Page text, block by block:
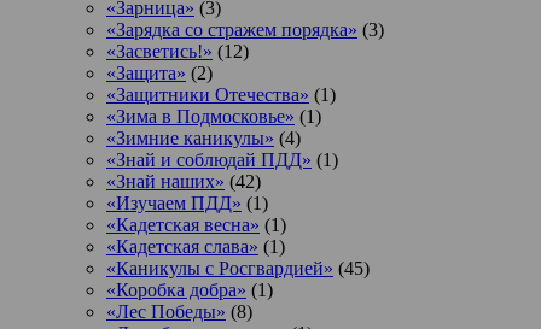
«Зарница» (3)
«Зарядка со стражем порядка» (3)
«Засветись!» (12)
«Защита» (2)
«Защитники Отечества» (1)
«Зима в Подмосковье» (1)
«Зимние каникулы» (4)
«Знай и соблюдай ПДД» (1)
«Знай наших» (42)
«Изучаем ПДД» (1)
«Кадетская весна» (1)
«Кадетская слава» (1)
«Каникулы с Росгвардией» (45)
«Коробка добра» (1)
«Лес Победы» (8)